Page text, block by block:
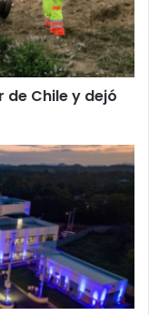
de Chile y dejó